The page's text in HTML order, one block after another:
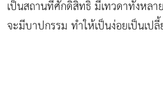
เป็นสถานที่ศักดิ์สิทธิ์ มีเทวดาทั้งหล
จะมีบาปกรรม ทำให้เป็นง่อยเป็นเป